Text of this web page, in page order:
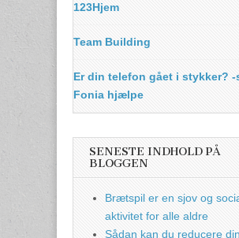
123Hjem
Team Building
Er din telefon gået i stykker? -
Fonia hjælpe
SENESTE INDHOLD PÅ
BLOGGEN
Brætspil er en sjov og
aktivitet for alle aldre
Sådan kan du reducere